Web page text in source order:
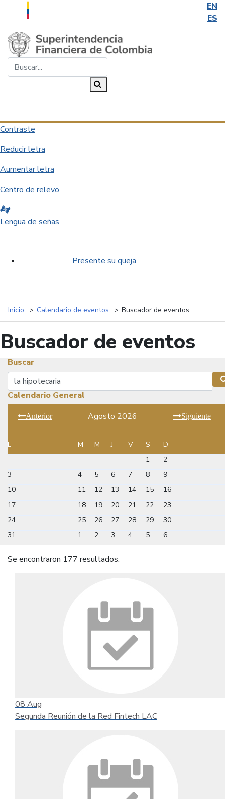
EN
ES
Saltar al contenido principal
Contraste
Reducir letra
Aumentar letra
Centro de relevo
Lengua de señas
Presente su queja
Inicio Calendario de eventos Buscador de eventos
Buscador de eventos
Buscar
Buscar
Calendario General
Anterior Agosto 2026 Siguiente
L M M J V S
D
1
2
3
4 5 6 7 8
9
10
11 12 13 14 15
16
17
18 19 20 21 22
23
24
25 26 27 28 29
30
31
1 2 3 4 5 6
Se encontraron 177 resultados.
08 Aug
Segunda Reunión de la Red Fintech LAC